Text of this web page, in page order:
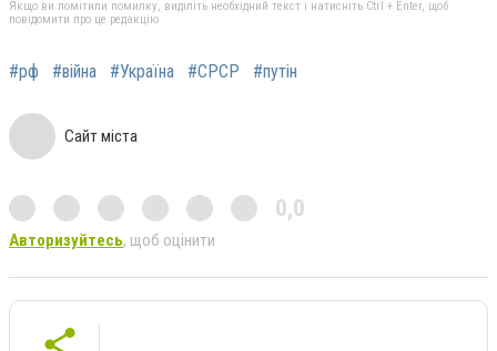
Якщо ви помітили помилку, виділіть необхідний текст і натисніть Ctrl + Enter, щоб
повідомити про це редакцію
#рф #війна #Україна #СРСР #путін
Сайт міста
0,0
Авторизуйтесь, щоб оцінити